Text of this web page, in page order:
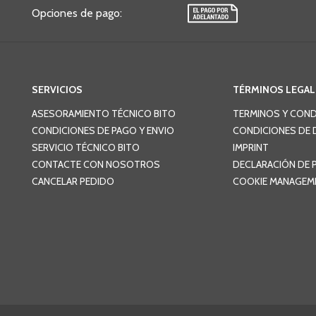
Opciones de pago:
SERVICIOS
ASESORAMIENTO TÉCNICO BITO
CONDICIONES DE PAGO Y ENVIO
SERVICIO TÉCNICO BITO
CONTACTE CON NOSOTROS
CANCELAR PEDIDO
TÉRMINOS
TERMINOS Y
CONDICIONES DE
IMPRINT
DECLARACIÓN DE
COOKIE